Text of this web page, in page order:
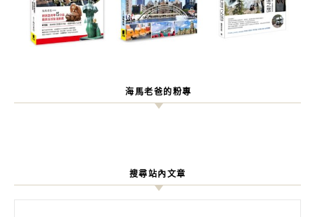
海馬老爸的粉專
搜尋站內文章